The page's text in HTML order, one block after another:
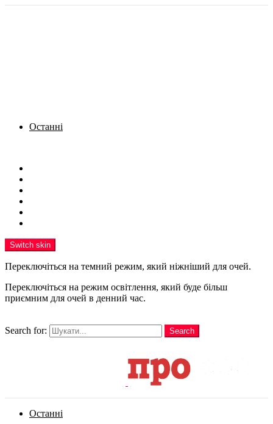
Останні
Switch skin
Переключіться на темний режим, який ніжніший для очей.
Переключіться на режим освітлення, який буде більш
приємним для очей в денний час.
Search for:
Search
Останні